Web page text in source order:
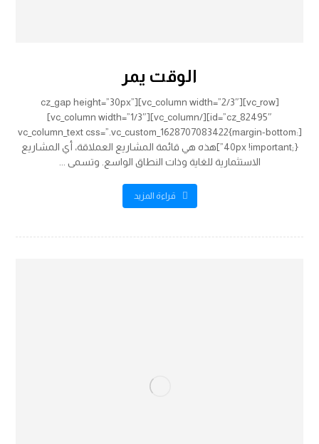
الوقت يمر
[vc_row][vc_column width=”2/3″][cz_gap height=”30px”
id=”cz_82495″][/vc_column][vc_column width=”1/3″]
[vc_column_text css=”.vc_custom_1628707083422{margin-bottom:
40px !important;}”]هذه هي قائمة المشاريع العملاقة، أي المشاريع
الاستثمارية للغاية وذات النطاق الواسع. وتسمى ...
قراءة المزيد